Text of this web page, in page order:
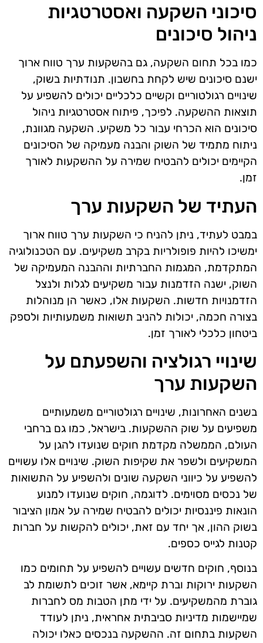
סיכוני השקעה ואסטרטגיות
ניהול סיכונים
כמו בכל תחום השקעה, גם בהשקעות ערך טווח ארוך
ישנם סיכונים שיש לקחת בחשבון. תנודתיות בשוק,
שינויים רגולטוריים וקשיים כלכליים יכולים להשפיע על
תוצאות ההשקעה. לפיכך, פיתוח אסטרטגיות ניהול
סיכונים הוא הכרחי עבור כל משקיע. השקעה מגוונת,
ניתוח מתמיד של השוק והבנה מעמיקה של הסיכונים
הקיימים יכולים להבטיח שמירה על ההשקעות לאורך
זמן.
העתיד של השקעות ערך
במבט לעתיד, ניתן להניח כי השקעות ערך טווח ארוך
ימשיכו להיות פופולריות בקרב משקיעים. עם הטכנולוגיה
המתקדמת, המגמות החברתיות וההבנה המעמיקה של
השוק, ישנה הזדמנות עבור משקיעים לגלות ולנצל
הזדמנויות חדשות. השקעות אלו, כאשר הן מנוהלות
בצורה חכמה, יכולות להניב תשואות משמעותיות ולספק
ביטחון כלכלי לאורך זמן.
שינויי רגולציה והשפעתם על
השקעות ערך
בשנים האחרונות, שינויים רגולטוריים משמעותיים
משפיעים על שוק ההשקעות. בישראל, כמו גם ברחבי
העולם, הממשלה מקדמת חוקים שנועדו להגן על
המשקיעים ולשפר את שקיפות השוק. שינויים אלו עשויים
להשפיע על כיווני השקעה שונים ולהשפיע על התשואות
של נכסים מסוימים. לדוגמה, חוקים שנועדו למנוע
הונאות פיננסיות יכולים להבטיח שמירה על אמון הציבור
בשוק ההון, אך יחד עם זאת, יכולים להקשות על חברות
קטנות לגייס כספים.
בנוסף, חוקים חדשים עשויים להשפיע על תחומים כמו
השקעות ירוקות וברת קיימא, אשר זוכים לתשומת לב
גוברת מהמשקיעים. על ידי מתן הטבות מס לחברות
שמיישמות מדיניות סביבתית אחראית, ניתן לעודד
השקעות בתחום זה. ההשקעה בנכסים כאלו יכולה